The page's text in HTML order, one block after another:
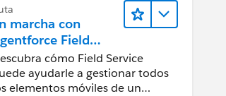
marcha con
Field
cómo Field Service
ayudarle a gestionar todos
elementos móviles de un